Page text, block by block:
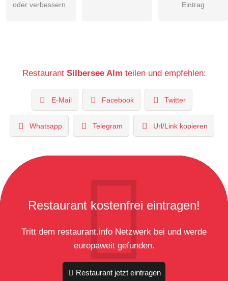
oder verbessern
Eintrag
Restaurant Silbersee Alm teilen und empfehlen:
E-Mail Facebook Twitter
Whatsapp Telegram Url/Link kopieren
Restaurant kostenfrei eintragen!
Tritt dem restaurant.info Netzwerk bei und werde
europaweit gefunden.
Restaurant jetzt eintragen